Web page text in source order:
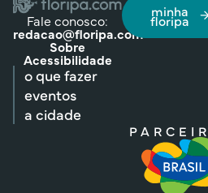
Fale conosco:
redacao@floripa.com
Sobre
Acessibilidade
minha
floripa
o que fazer
eventos
a cidade